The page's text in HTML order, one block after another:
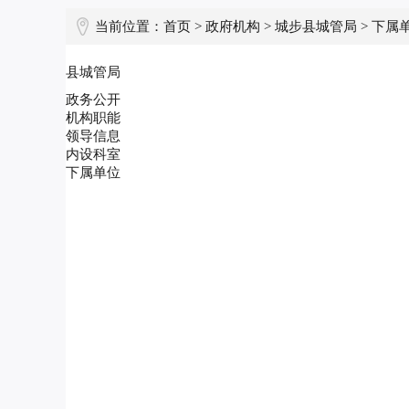
当前位置： 首页 > 政府机构 > 城步县城管局 > 下属
县城管局
政务公开
机构职能
领导信息
内设科室
下属单位